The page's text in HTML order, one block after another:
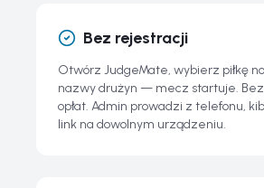
Najczęściej Zadawane Pytania o Piłkę
Tablicę Wyników JudgeMate
Bez rejestracji
Otwórz JudgeMate, wybierz piłkę
nazwy drużyn — mecz startuje.
opłat. Admin prowadzi z telefonu,
link na dowolnym urządzeniu.